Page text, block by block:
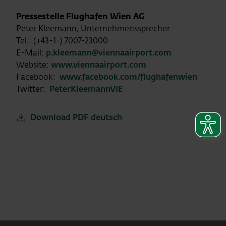
Pressestelle Flughafen Wien AG
Peter Kleemann, Unternehmenssprecher
Tel.: (+43-1-) 7007-23000
E-Mail: p.kleemann@viennaairport.com
Website: www.viennaairport.com
Facebook: www.facebook.com/flughafenwien
Twitter: PeterKleemannVIE
Download PDF deutsch